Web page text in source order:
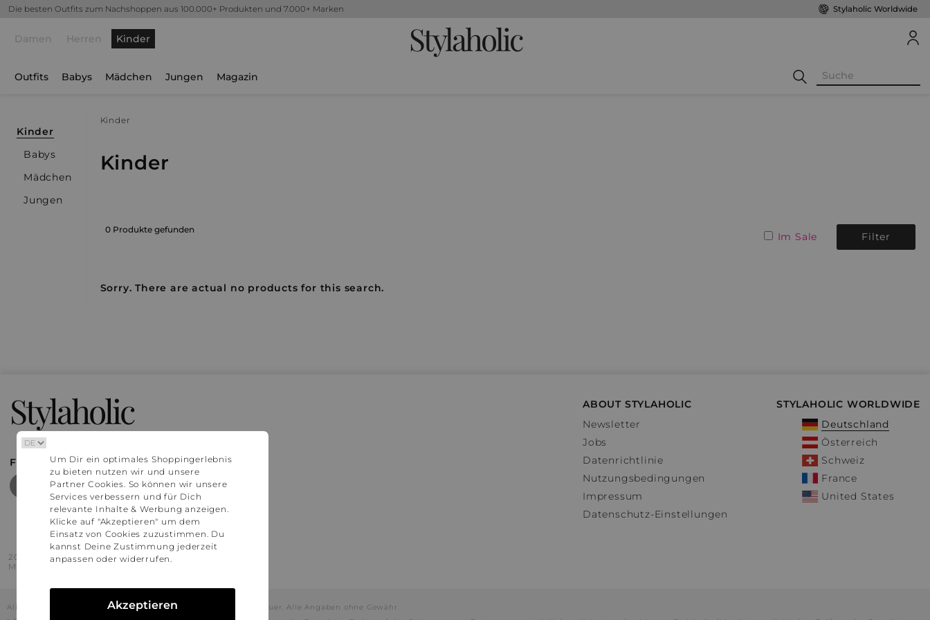
Die besten Outfits zum Nachshoppen aus 100.000+ Produkten und 7.000+ Marken Stylaholic Worldwide
Damen Herren Kinder Stylaholic
Outfits Babys Mädchen Jungen Magazin
Kinder
Babys
Mädchen
Jungen
Kinder
Kinder
0 Produkte gefunden
Im Sale Filter
Sorry. There are actual no products for this search.
Stylaholic
FIND MORE INSPIRATION
ABOUT STYLAHOLIC
Newsletter
Jobs
Datenrichtlinie
Nutzungsbedingungen
Impressum
Datenschutz-Einstellungen
STYLAHOLIC WORLDWIDE
Deutschland
Österreich
Schweiz
France
United States
2016 - 2026 © Stylaholic.
Made for you with love in munich.
Alle Preise inkl. der jeweils geltenden gesetzlichen Mehrwertsteuer. Alle Angaben ohne Gewähr.
Um Dir ein optimales Shoppingerlebnis
zu bieten nutzen wir und unsere
Partner Cookies. So können wir unsere
Services verbessern und für Dich
relevante Inhalte & Werbung anzeigen.
Klicke auf "Akzeptieren" um dem
Einsatz von Cookies zuzustimmen. Du
kannst Deine Zustimmung jederzeit
anpassen oder widerrufen.
Akzeptieren